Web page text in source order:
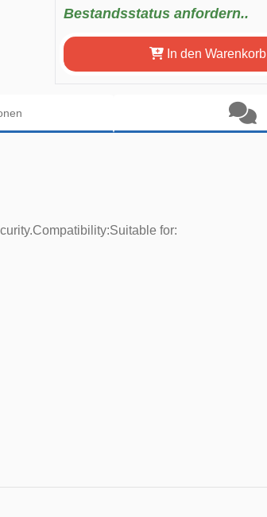
Bestandsstatus anfordern..
In den Warenkorb
for: